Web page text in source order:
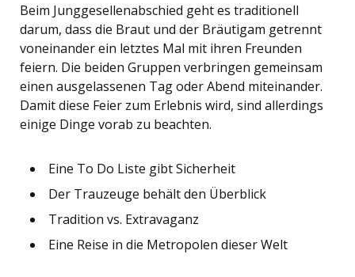
Beim Junggesellenabschied geht es traditionell
darum, dass die Braut und der Bräutigam getrennt
voneinander ein letztes Mal mit ihren Freunden
feiern. Die beiden Gruppen verbringen gemeinsam
einen ausgelassenen Tag oder Abend miteinander.
Damit diese Feier zum Erlebnis wird, sind allerdings
einige Dinge vorab zu beachten.
Eine To Do Liste gibt Sicherheit
Der Trauzeuge behält den Überblick
Tradition vs. Extravaganz
Eine Reise in die Metropolen dieser Welt